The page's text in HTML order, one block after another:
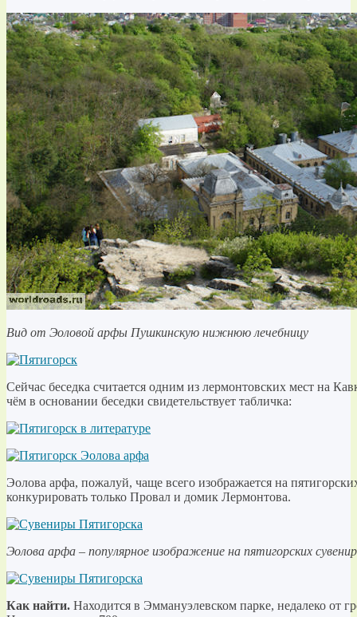
Вид от Эоловой арфы Пушкинскую нижнюю лечебницу
Сейчас беседка считается одним из лермонтовских мест на
чём в основании беседки свидетельствует табличка:
Эолова арфа, пожалуй, чаще всего изображается на
конкурировать только Провал и домик Лермонтова.
Эолова арфа – популярное изображение на пятигорских
Как найти. Находится в Эммануэлевском парке, недалеко от